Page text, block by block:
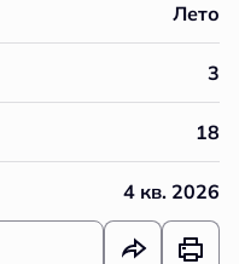
Лето
3
18
4 кв. 2026